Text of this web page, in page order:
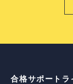
合格サポートラ